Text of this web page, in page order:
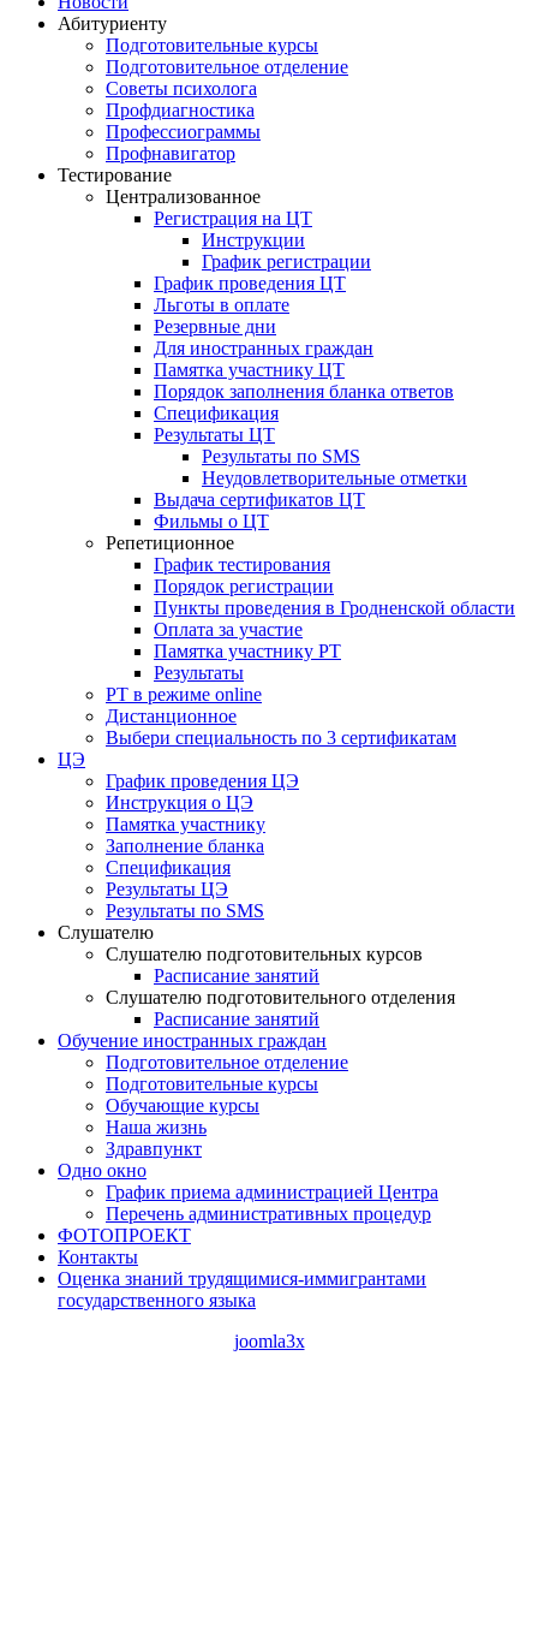
Абитуриенту
Подготовительные курсы
Подготовительное отделение
Советы психолога
Профдиагностика
Профессиограммы
Профнавигатор
Тестирование
Централизованное
Регистрация на ЦТ
Инструкции
График регистрации
График проведения ЦТ
Льготы в оплате
Резервные дни
Для иностранных граждан
Памятка участнику ЦТ
Порядок заполнения бланка ответов
Спецификация
Результаты ЦТ
Результаты по SMS
Неудовлетворительные отметки
Выдача сертификатов ЦТ
Фильмы о ЦТ
Репетиционное
График тестирования
Порядок регистрации
Пункты проведения в Гродненской области
Оплата за участие
Памятка участнику РТ
Результаты
РТ в режиме online
Дистанционное
Выбери специальность по 3 сертификатам
ЦЭ
График проведения ЦЭ
Инструкция о ЦЭ
Памятка участнику
Заполнение бланка
Спецификация
Результаты ЦЭ
Результаты по SMS
Слушателю
Слушателю подготовительных курсов
Расписание занятий
Слушателю подготовительного отделения
Расписание занятий
Обучение иностранных граждан
Подготовительное отделение
Подготовительные курсы
Обучающие курсы
Наша жизнь
Здравпункт
Одно окно
График приема администрацией Центра
Перечень административных процедур
ФОТОПРОЕКТ
Контакты
Оценка знаний трудящимися-иммигрантами
государственного языка
joomla3x